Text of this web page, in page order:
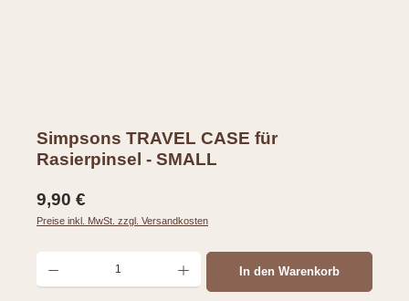
Simpsons TRAVEL CASE für
Rasierpinsel - SMALL
Regulärer Preis:
9,90 €
Preise inkl. MwSt. zzgl. Versandkosten
Produkt Anzahl: Gib den gewünschten Wert ein oder benutze die Schaltflächen um
In den Warenkorb